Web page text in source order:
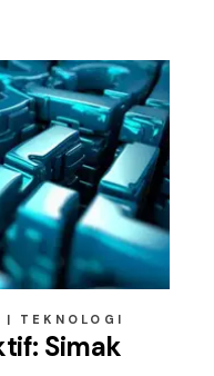
TEKNOLOGI
Simak